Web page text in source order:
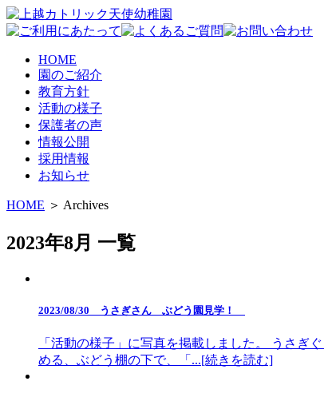
HOME
園のご紹介
教育方針
活動の様子
保護者の声
情報公開
採用情報
お知らせ
HOME ＞ Archives
2023年8月 一覧
2023/08/30 うさぎさん ぶどう園見学！
「活動の様子」に写真を掲載しました。 うさ
める、ぶどう棚の下で、「...[続きを読む]